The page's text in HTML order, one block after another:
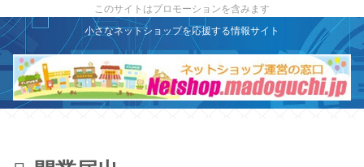
このサイトはプロモーションを含みます
小さなネットショップを応援する情報サイト